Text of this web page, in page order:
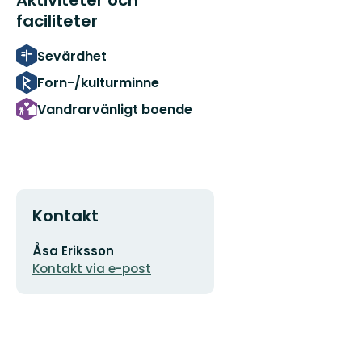
faciliteter
Sevärdhet
Forn-/kulturminne
Vandrarvänligt boende
Kontakt
E-
postadress
Åsa Eriksson
Kontakt via e-post